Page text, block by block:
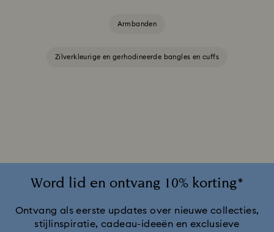
Armbanden
Zilverkleurige en gerhodineerde bangles en cuffs
Word lid en ontvang 10% korting*
Ontvang als eerste updates over nieuwe collecties,
stijlinspiratie, cadeau-ideeën en exclusieve